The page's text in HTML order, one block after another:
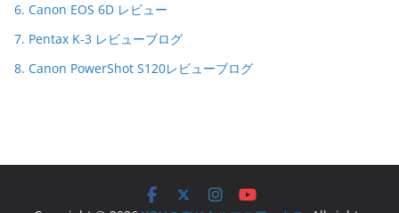
6. Canon EOS 6D レビュー
7. Pentax K-3 レビューブログ
8. Canon PowerShot S120レビューブログ